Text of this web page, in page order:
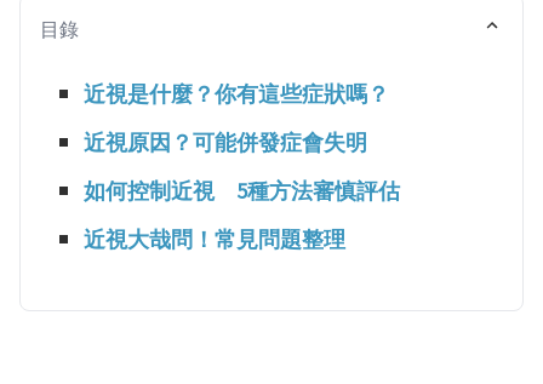
目錄
近視是什麼？你有這些症狀嗎？
近視原因？可能併發症會失明
如何控制近視 5種方法審慎評估
近視大哉問！常見問題整理